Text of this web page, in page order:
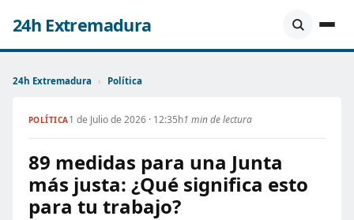
24h Extremadura
24h Extremadura › Política
POLÍTICA1 de Julio de 2026 · 12:35h1 min de lectura
89 medidas para una Junta
más justa: ¿Qué significa esto
para tu trabajo?